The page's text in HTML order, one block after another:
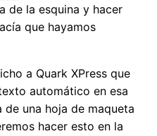
de la esquina y hacer
que hayamos
a Quark XPress que
automático en esa
una hoja de maqueta
hacer esto en la